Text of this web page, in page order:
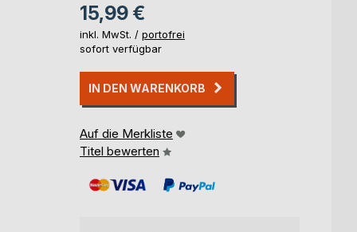
15,99 €
inkl. MwSt. / portofrei
sofort verfügbar
IN DEN WARENKORB
Auf die Merkliste
Titel bewerten